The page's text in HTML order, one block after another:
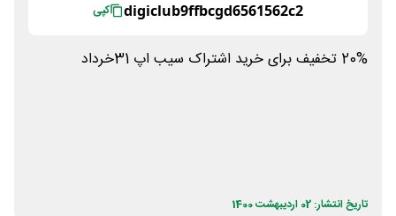
digiclub9ffbcgd6561562c2 کپی
20% تخفیف برای خرید اشتراک سیب اپ 31خرداد
تاریخ انتشار: 02 اردیبهشت 1400